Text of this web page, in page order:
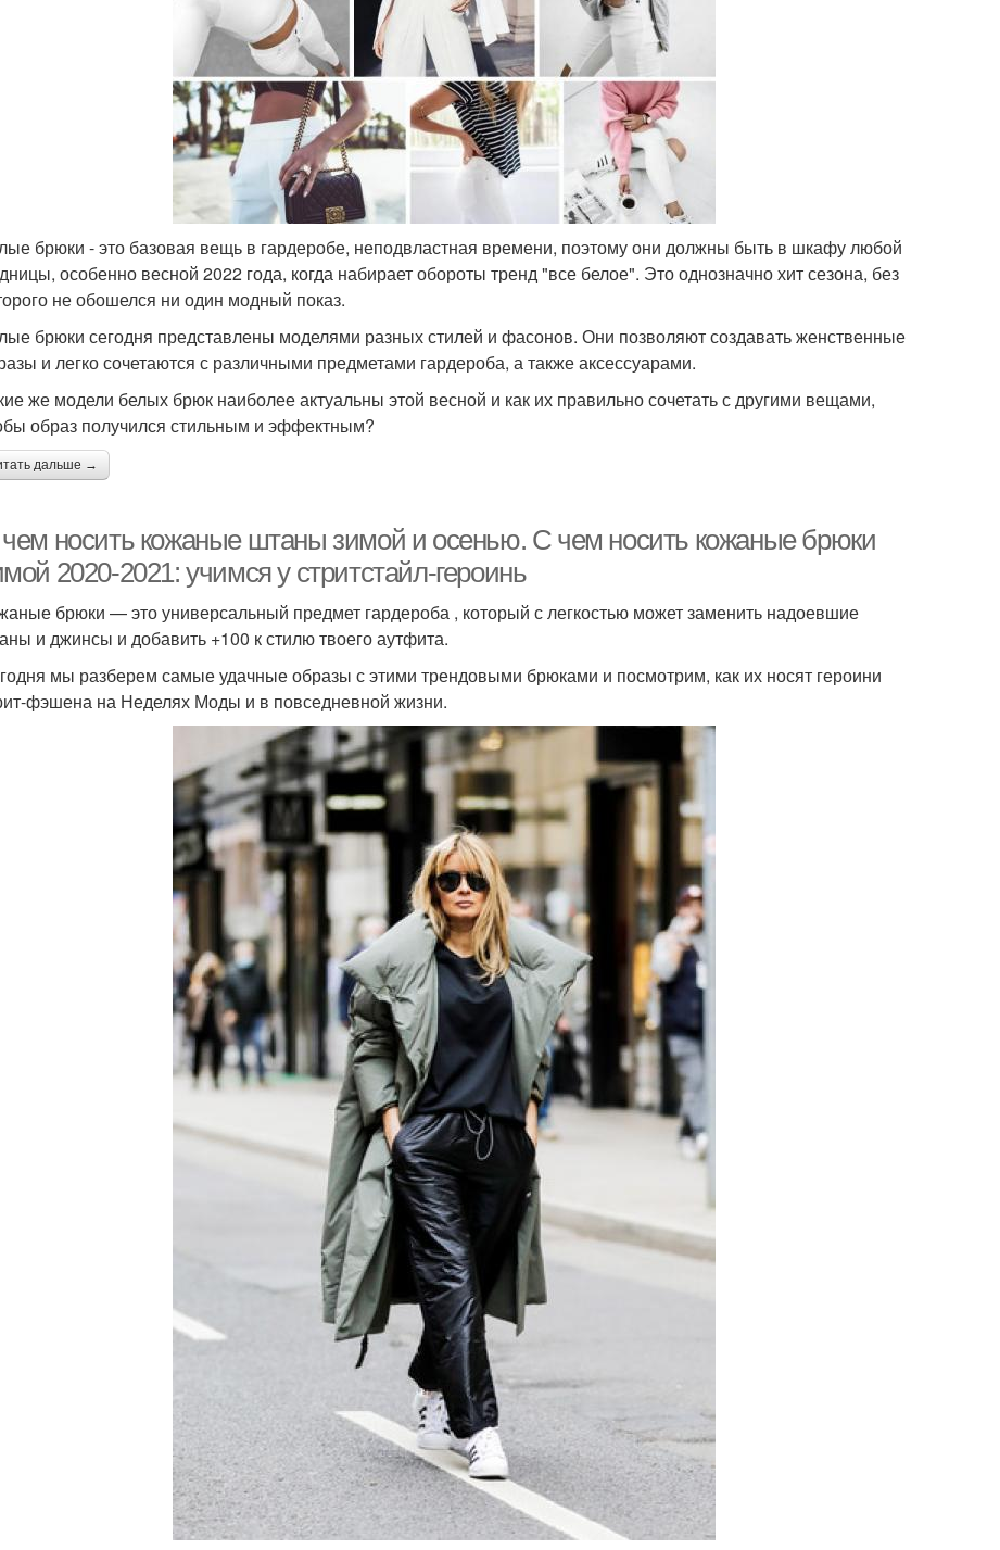
брюки - это базовая вещь в гардеробе, неподвластная времени, поэтому они должны быть в шкафу любой
особенно весной 2022 года, когда набирает обороты тренд "все белое". Это однозначно хит сезона, без
не обошелся ни один модный показ.
брюки сегодня представлены моделями разных стилей и фасонов. Они позволяют создавать женственные
и легко сочетаются с различными предметами гардероба, а также аксессуарами.
же модели белых брюк наиболее актуальны этой весной и как их правильно сочетать с другими вещами,
образ получился стильным и эффектным?
дальше →
носить кожаные штаны зимой и осенью. С чем носить кожаные брюки
2020-2021: учимся у стритстайл-героинь
брюки — это универсальный предмет гардероба , который с легкостью может заменить надоевшие
и джинсы и добавить +100 к стилю твоего аутфита.
мы разберем самые удачные образы с этими трендовыми брюками и посмотрим, как их носят героини
фэшена на Неделях Моды и в повседневной жизни.